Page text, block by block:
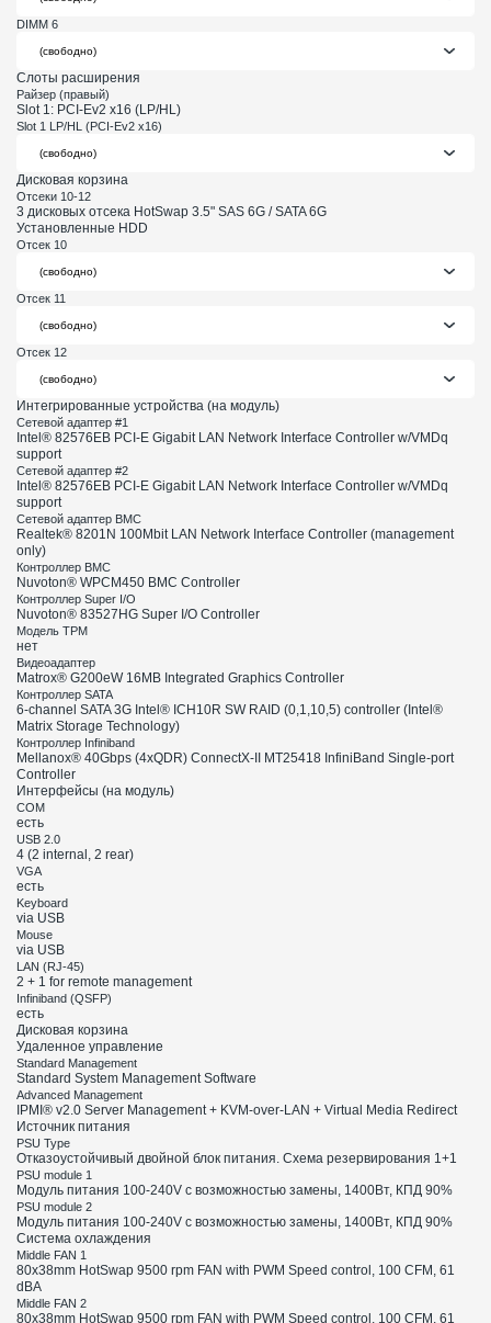
DIMM 6
Слоты расширения
Райзер (правый)
Slot 1: PCI-Ev2 x16 (LP/HL)
Slot 1 LP/HL (PCI-Ev2 x16)
Дисковая корзина
Отсеки 10-12
3 дисковых отсека HotSwap 3.5" SAS 6G / SATA 6G
Установленные HDD
Отсек 10
Отсек 11
Отсек 12
Интегрированные устройства (на модуль)
Сетевой адаптер #1
Intel® 82576EB PCI-E Gigabit LAN Network Interface Controller w/VMDq
support
Сетевой адаптер #2
Intel® 82576EB PCI-E Gigabit LAN Network Interface Controller w/VMDq
support
Сетевой адаптер BMC
Realtek® 8201N 100Mbit LAN Network Interface Controller (management
only)
Контроллер BMC
Nuvoton® WPCM450 BMC Controller
Контроллер Super I/O
Nuvoton® 83527HG Super I/O Controller
Модель TPM
нет
Видеоадаптер
Matrox® G200eW 16MB Integrated Graphics Controller
Контроллер SATA
6-channel SATA 3G Intel® ICH10R SW RAID (0,1,10,5) controller (Intel®
Matrix Storage Technology)
Контроллер Infiniband
Mellanox® 40Gbps (4xQDR) ConnectX-II MT25418 InfiniBand Single-port
Controller
Интерфейсы (на модуль)
COM
есть
USB 2.0
4 (2 internal, 2 rear)
VGA
есть
Keyboard
via USB
Mouse
via USB
LAN (RJ-45)
2 + 1 for remote management
Infiniband (QSFP)
есть
Дисковая корзина
Удаленное управление
Standard Management
Standard System Management Software
Advanced Management
IPMI® v2.0 Server Management + KVM-over-LAN + Virtual Media Redirect
Источник питания
PSU Type
Отказоустойчивый двойной блок питания. Схема резервирования 1+1
PSU module 1
Модуль питания 100-240V с возможностью замены, 1400Вт, КПД 90%
PSU module 2
Модуль питания 100-240V с возможностью замены, 1400Вт, КПД 90%
Система охлаждения
Middle FAN 1
80х38mm HotSwap 9500 rpm FAN with PWM Speed control, 100 CFM, 61
dBA
Middle FAN 2
80х38mm HotSwap 9500 rpm FAN with PWM Speed control, 100 CFM, 61